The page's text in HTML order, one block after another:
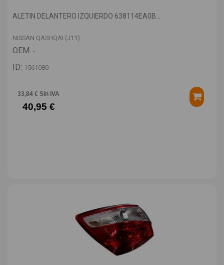
ALETIN DELANTERO IZQUIERDO 638114EA0B...
NISSAN QASHQAI (J11)
OEM: -
ID: 1561080
33,84 € Sin IVA
40,95 €